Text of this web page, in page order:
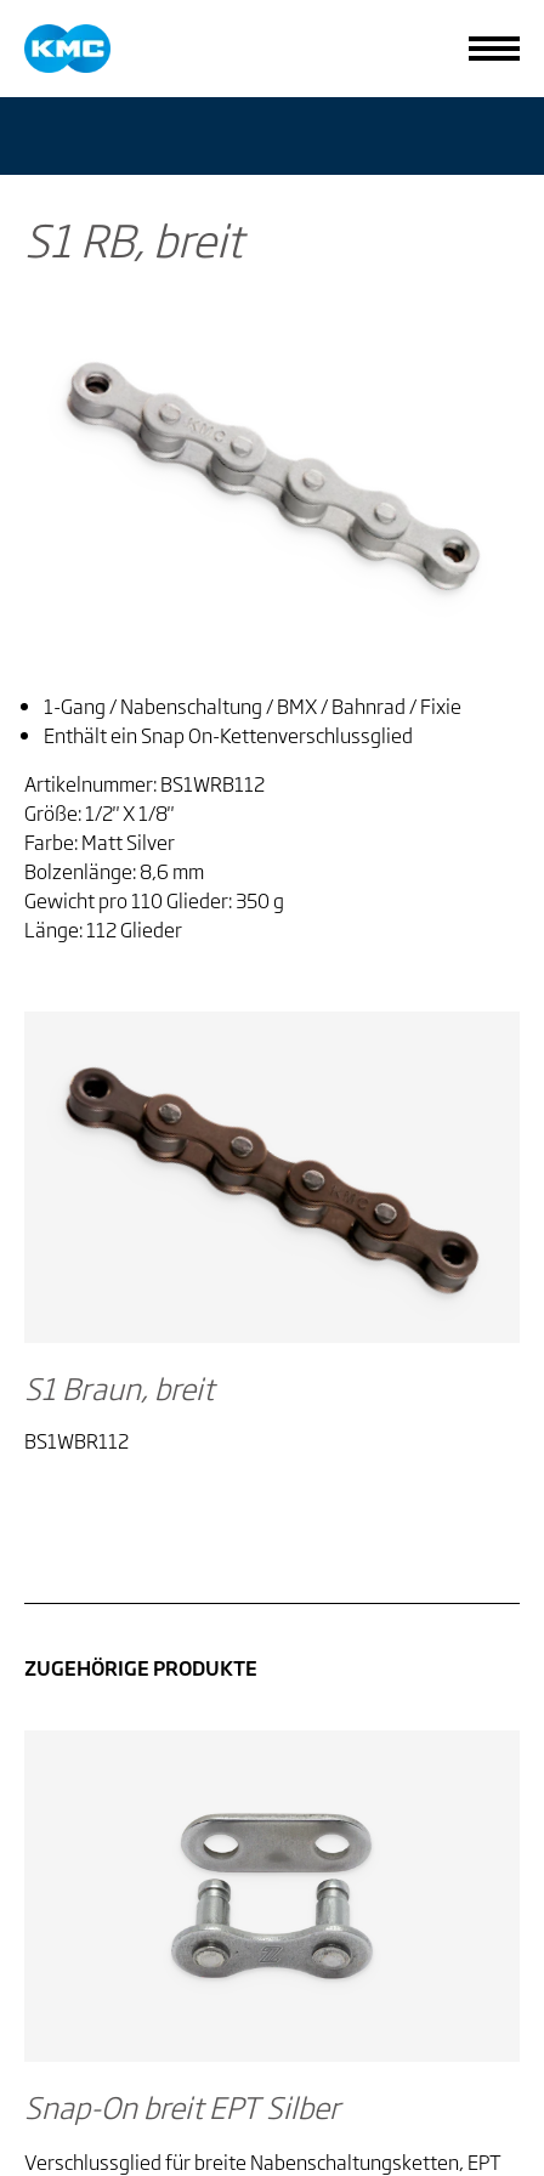
S1 RB, breit
1-Gang / Nabenschaltung / BMX / Bahnrad / Fixie
Enthält ein Snap On-Kettenverschlussglied
Artikelnummer: BS1WRB112
Größe: 1/2" X 1/8"
Farbe: Matt Silver
Bolzenlänge: 8,6 mm
Gewicht pro 110 Glieder: 350 g
Länge: 112 Glieder
S1 Braun, breit
BS1WBR112
ZUGEHÖRIGE PRODUKTE
Snap-On breit EPT Silber
Verschlussglied für breite Nabenschaltungsketten, EPT